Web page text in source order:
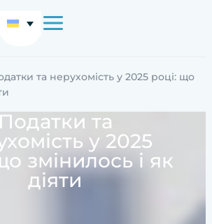
та нерухомість у 2025 році: що
Податки та
у 2025
змінилось і як
діяти